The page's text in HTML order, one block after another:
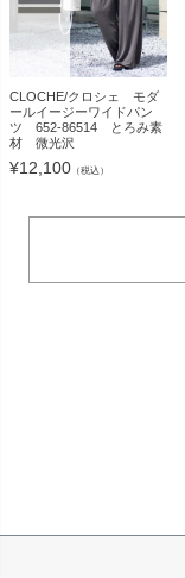
CLOCHE/クロシェ モダ
ールイージーワイドパン
ツ 652-86514 とろみ素
材 微光沢
¥12,100 （税込）